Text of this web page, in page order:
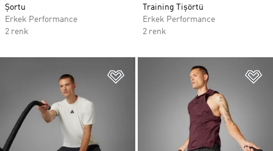
Şortu
Erkek Performance
2 renk
Training Tişörtü
Erkek Performance
2 renk
Favori Listesine Ekle